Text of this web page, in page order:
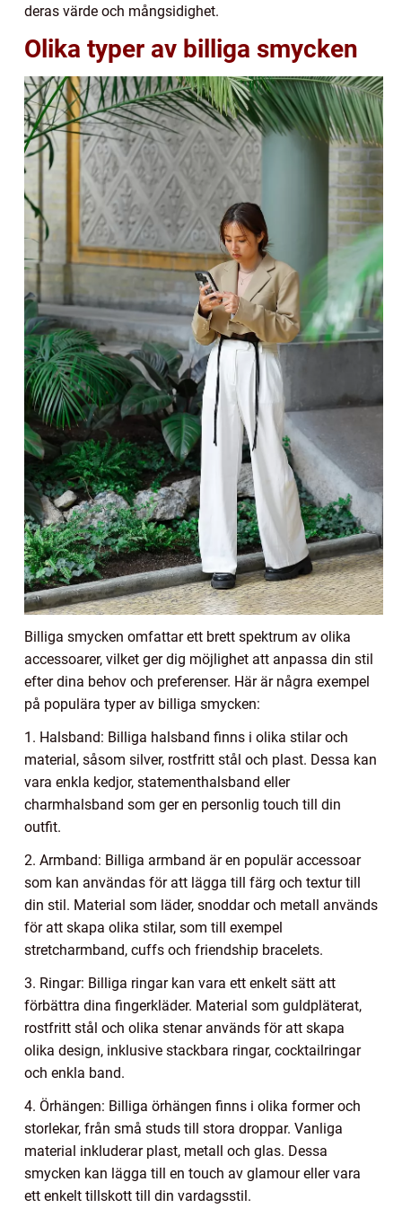
deras värde och mångsidighet.
Olika typer av billiga smycken
Billiga smycken omfattar ett brett spektrum av olika
accessoarer, vilket ger dig möjlighet att anpassa din stil
efter dina behov och preferenser. Här är några exempel
på populära typer av billiga smycken:
1. Halsband: Billiga halsband finns i olika stilar och
material, såsom silver, rostfritt stål och plast. Dessa kan
vara enkla kedjor, statementhalsband eller
charmhalsband som ger en personlig touch till din
outfit.
2. Armband: Billiga armband är en populär accessoar
som kan användas för att lägga till färg och textur till
din stil. Material som läder, snoddar och metall används
för att skapa olika stilar, som till exempel
stretcharmband, cuffs och friendship bracelets.
3. Ringar: Billiga ringar kan vara ett enkelt sätt att
förbättra dina fingerkläder. Material som guldpläterat,
rostfritt stål och olika stenar används för att skapa
olika design, inklusive stackbara ringar, cocktailringar
och enkla band.
4. Örhängen: Billiga örhängen finns i olika former och
storlekar, från små studs till stora droppar. Vanliga
material inkluderar plast, metall och glas. Dessa
smycken kan lägga till en touch av glamour eller vara
ett enkelt tillskott till din vardagsstil.